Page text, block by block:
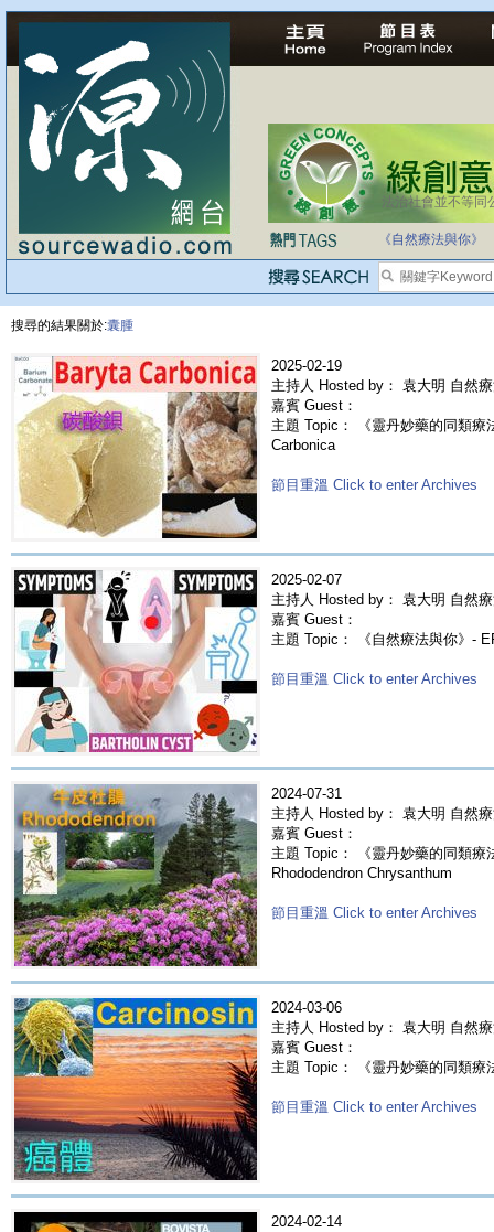
法治社會並不等同
自家教育合法化-
《自然療法與你》
搜尋的結果關於:囊腫
2025-02-19
主持人 Hosted by： 袁大明 自然
嘉賓 Guest：
主題 Topic： 《靈丹妙藥的同類療
Carbonica
節目重溫 Click to enter Archives
2025-02-07
主持人 Hosted by： 袁大明 自然
嘉賓 Guest：
主題 Topic： 《自然療法與你》-
節目重溫 Click to enter Archives
2024-07-31
主持人 Hosted by： 袁大明 自然
嘉賓 Guest：
主題 Topic： 《靈丹妙藥的同類療
Rhododendron Chrysanthum
節目重溫 Click to enter Archives
2024-03-06
主持人 Hosted by： 袁大明 自然
嘉賓 Guest：
主題 Topic： 《靈丹妙藥的同類
節目重溫 Click to enter Archives
2024-02-14